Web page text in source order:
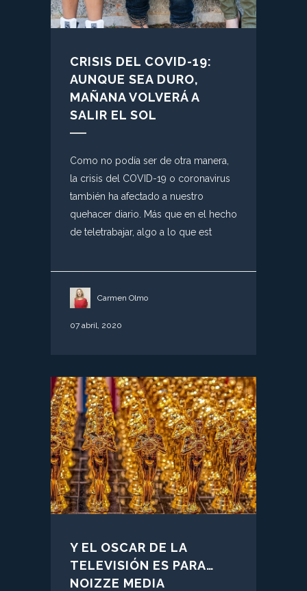
CRISIS DEL COVID-19:
AUNQUE SEA DURO,
MAÑANA VOLVERÁ A
SALIR EL SOL
Como no podía ser de otra manera,
la crisis del COVID-19 o coronavirus
también ha afectado a nuestro
quehacer diario. Más que en el hecho
de teletrabajar, algo a lo que est
Carmen Olmo
07 abril, 2020
Y EL OSCAR DE LA
TELEVISIÓN ES PARA…
NOIZZE MEDIA